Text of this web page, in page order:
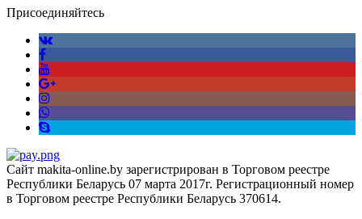
Присоединяйтесь
Сайт makita-online.by зарегистрирован в Торговом реестре
Республики Беларусь 07 марта 2017г. Регистрационный номер
в Торговом реестре Республики Беларусь 370614.